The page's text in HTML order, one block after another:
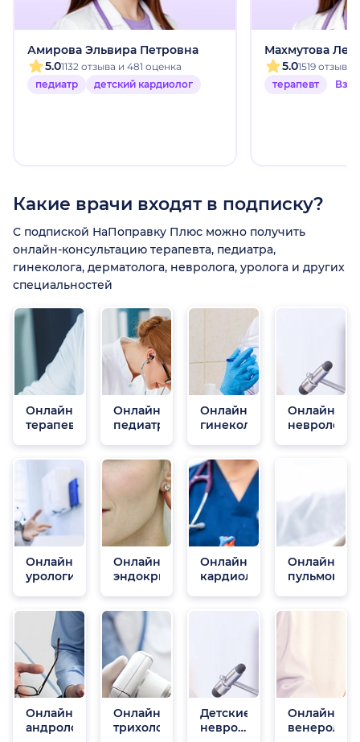
Амирова Эльвира Петровна
5.01132 отзыва и 481 оценка
педиатр
детский кардиолог
Махмутова
5.01519
терапевт
Какие врачи входят в подписку?
С подпиской НаПоправку Плюс можно получить
онлайн-консультацию терапевта, педиатра,
гинеколога, дерматолога, невролога, уролога и других
специальностей
Онлайн
терапевты
Онлайн
педиатры
Онлайн
гинекологи
Онлайн
неврологи
Онлайн
урологи
Онлайн
эндокринологи
Онлайн
кардиологи
Онлайн
Онлайн
андрологи
Онлайн
трихологи
Детские
неврологи
Онлайн
венерологи